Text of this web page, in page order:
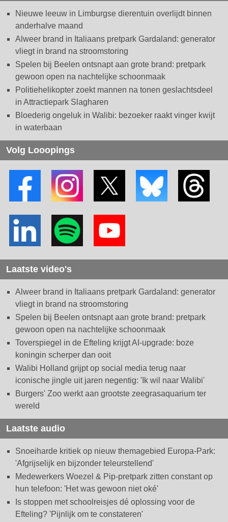
Nieuwe leeuw in Limburgse dierentuin overlijdt binnen
anderhalve maand
Alweer brand in Italiaans pretpark Gardaland: generator
vliegt in brand na stroomstoring
Spelen bij Beelen ontsnapt aan grote brand: pretpark
gewoon open na nachtelijke schoonmaak
Politiehelikopter zoekt mannen na tonen geslachtsdeel
in Attractiepark Slagharen
Bloederig ongeluk in Walibi: bezoeker raakt vinger kwijt
in waterbaan
Volg Looopings
Laatste video's
Alweer brand in Italiaans pretpark Gardaland: generator
vliegt in brand na stroomstoring
Spelen bij Beelen ontsnapt aan grote brand: pretpark
gewoon open na nachtelijke schoonmaak
Toverspiegel in de Efteling krijgt AI-upgrade: boze
koningin scherper dan ooit
Walibi Holland grijpt op social media terug naar
iconische jingle uit jaren negentig: 'Ik wil naar Walibi'
Burgers' Zoo werkt aan grootste zeegrasaquarium ter
wereld
Laatste audio
Snoeiharde kritiek op nieuw themagebied Europa-Park:
'Afgrijselijk en bijzonder teleurstellend'
Medewerkers Woezel & Pip-pretpark zitten constant op
hun telefoon: 'Het was gewoon niet oké'
Is stoppen met schoolreisjes dé oplossing voor de
Efteling? 'Pijnlijk om te constateren'